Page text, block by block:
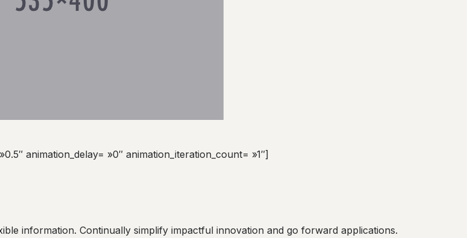
animation_delay= »0″ animation_iteration_count= »1″]
information. Continually simplify impactful innovation and go forward applications.